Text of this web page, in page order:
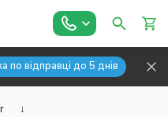
по відправці до 5 днів
↓